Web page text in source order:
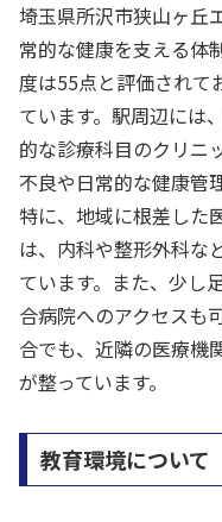
埼玉県所沢市狭山ヶ丘
常的な健康を支える体
度は55点と評価されて
ています。駅周辺には
的な診療科目のクリニ
不良や日常的な健康管
特に、地域に根差した
は、内科や整形外科な
ています。また、少し
合病院へのアクセスも
合でも、近隣の医療機
が整っています。
教育環境について